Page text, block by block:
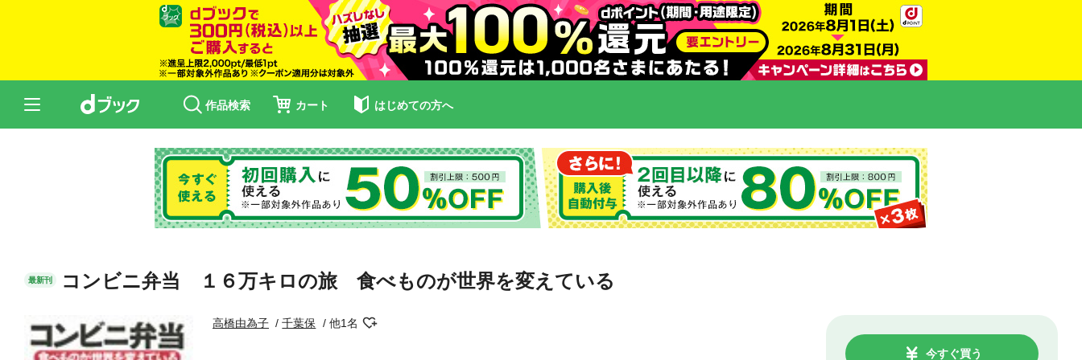
作品検索 カート はじめての方へ
最新刊 コンビニ弁当 １６万キロの旅 食べものが世界を変えている
高橋由為子 千葉保 他1名
今すぐ買う